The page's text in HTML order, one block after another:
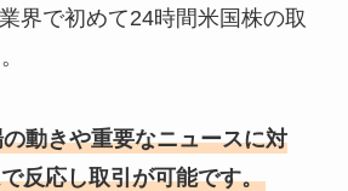
界で初めて24時間米国株の取
動きや重要なニュースに対
反応し取引が可能です。